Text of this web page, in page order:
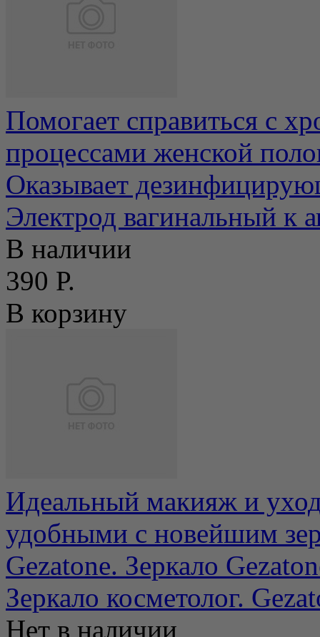
Помогает справиться с
процессами женской
Оказывает
Электрод вагинальный к
В наличии
390 Р.
В корзину
Идеальный макияж и
удобными с новейшим
Gezatone. Зеркало
Зеркало косметолог.
Нет в наличии